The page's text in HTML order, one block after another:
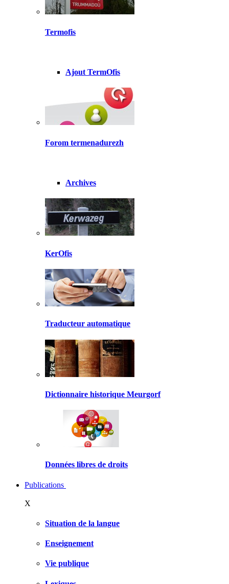
Termofis
Ajout TermOfis
Forom termenadurezh
Archives
KerOfis
Traducteur automatique
Dictionnaire historique Meurgorf
Données libres de droits
Publications
X
Situation de la langue
Enseignement
Vie publique